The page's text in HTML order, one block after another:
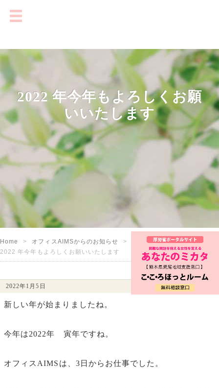
Home
オフィスAIMSからのお知らせ
2022 年今年もよろしくお願いいたします
2022 年今年もよろしくお願
いいたします
2022年1月5日
新しい年が始まりましたね。
今年は2022年 寅年ですね。
オフィスAIMSは、3日からお仕事でした。